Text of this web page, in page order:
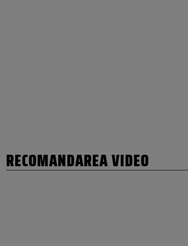
RECOMANDAREA VIDEO